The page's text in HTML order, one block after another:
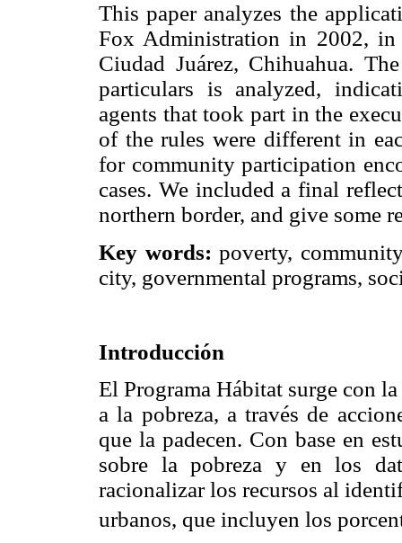
This paper analyzes the
Fox Administration in 2002, in
Ciudad Juárez, Chihuahua.
particulars is analyzed,
agents that took part in the
of the rules were different in
for community participation
cases. We included a final
northern border, and give some
Key words: poverty,
city, governmental programs,
Introducción
El Programa Hábitat surge con
a la pobreza, a través de
que la padecen. Con base en
sobre la pobreza y en los
racionalizar los recursos al
urbanos, que incluyen los